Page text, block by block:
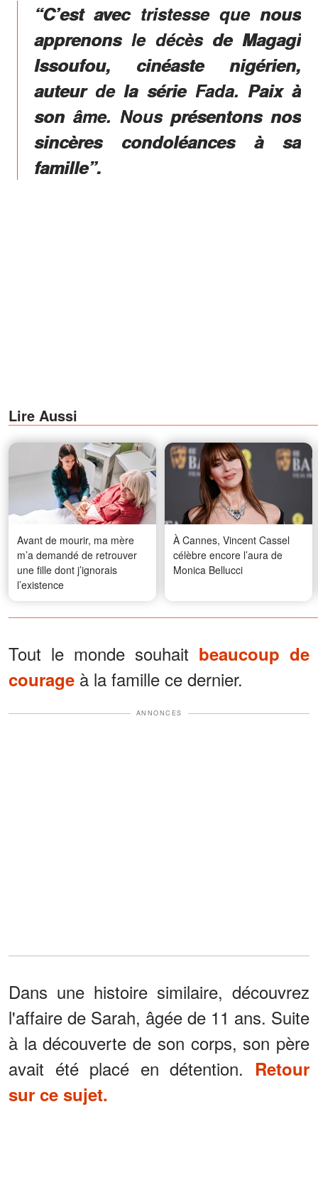
“C’est avec tristesse que nous
apprenons le décès de Magagi
Issoufou, cinéaste nigérien,
auteur de la série Fada. Paix à
son âme. Nous présentons nos
sincères condoléances à sa
famille”.
Lire Aussi
Avant de mourir, ma mère
m’a demandé de retrouver
une fille dont j’ignorais
l’existence
À Cannes, Vincent Cassel
célèbre encore l’aura de
Monica Bellucci
Tout le monde souhait beaucoup de
courage à la famille ce dernier.
ANNONCES
Dans une histoire similaire, découvrez
l'affaire de Sarah, âgée de 11 ans. Suite
à la découverte de son corps, son père
avait été placé en détention. Retour
sur ce sujet.